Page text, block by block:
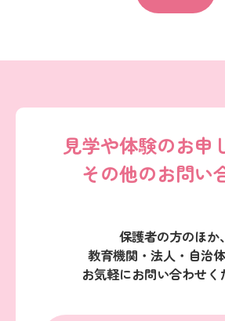
見学や体験のお申
その他のお問い
保護者の方のほか、
教育機関・法人・自治
お気軽にお問い合わせく